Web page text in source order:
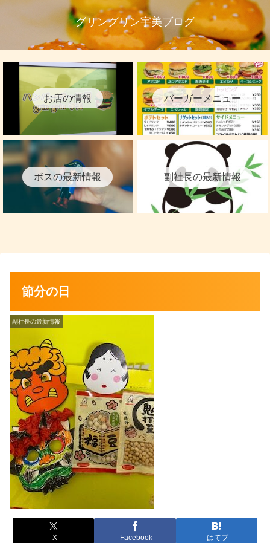
グリングリン宇美ブログ
お店の情報 バーガーメニュー
ボスの最新情報 副社長の最新情報
節分の日
副社長の最新情報
X Facebook はてブ